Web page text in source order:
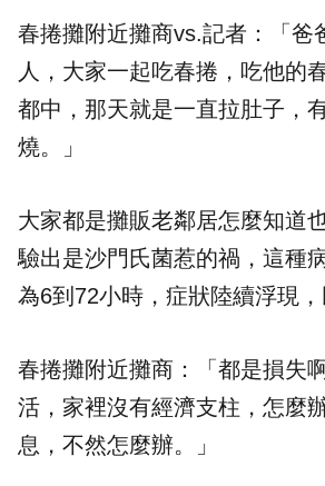
春捲攤附近攤商vs.記者：「爸
人，大家一起吃春捲，吃他的
都中，那天就是一直拉肚子，
燒。」
大家都是攤販老鄰居怎麼知道
驗出是沙門氏菌惹的禍，這種
為6到72小時，症狀陸續浮現，
春捲攤附近攤商：「都是損失
活，家裡沒有經濟支柱，怎麼
息，不然怎麼辦。」